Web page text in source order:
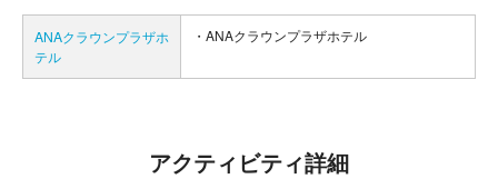
ANAクラウンプラザホ
テル
ANAクラウンプラザホテル
アクティビティ詳細